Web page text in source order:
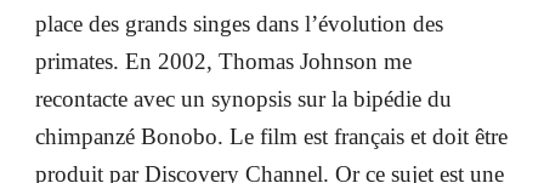
place des grands singes dans l’évolution des
primates. En 2002, Thomas Johnson me
recontacte avec un synopsis sur la bipédie du
chimpanzé Bonobo. Le film est français et doit être
produit par Discovery Channel. Or ce sujet est une